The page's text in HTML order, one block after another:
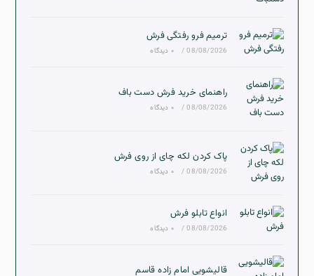
ترمیم فرو رفتگی فرش
08/08/2026
/ ۰ دیدگاه
راهنمای خرید فرش دست باف
08/08/2026
/ ۰ دیدگاه
پاک کردن لکه چای از روی فرش
08/08/2026
/ ۰ دیدگاه
انواع تابلو فرش
08/08/2026
/ ۰ دیدگاه
قالیشویی امام زاده قاسم